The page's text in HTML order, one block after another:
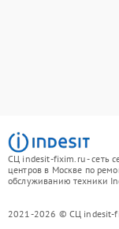
СЦ indesit-fixim.ru - сеть
центров в Москве по
обслуживанию техники
2021-2026 © СЦ indesit-